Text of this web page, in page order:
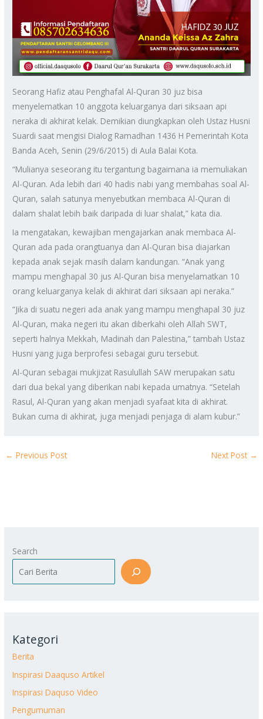
Seorang Hafiz atau Penghafal Al-Quran 30 juz bisa
menyelematkan 10 anggota keluarganya dari siksaan api
neraka di akhirat kelak. Demikian diungkapkan oleh Ustaz Husni
Suardi saat mengisi Dialog Ramadhan 1436 H Pemerintah Kota
Banda Aceh, Senin (29/6/2015) di Aula Balai Kota.
“Mulianya seseorang itu tergantung bagaimana ia memuliakan
Al-Quran. Ada lebih dari 40 hadis nabi yang membahas soal Al-
Quran, salah satunya menyebutkan membaca Al-Quran di
dalam shalat lebih baik daripada di luar shalat,” kata dia.
Ia mengatakan, kewajiban mengajarkan anak membaca Al-
Quran ada pada orangtuanya dan Al-Quran bisa diajarkan
kepada anak sejak masih dalam kandungan. “Anak yang
mampu menghapal 30 jus Al-Quran bisa menyelamatkan 10
orang keluarganya kelak di akhirat dari siksaan api neraka.”
“Jika di suatu negeri ada anak yang mampu menghapal 30 juz
Al-Quran, maka negeri itu akan diberkahi oleh Allah SWT,
seperti halnya Mekkah, Madinah dan Palestina,” tambah Ustaz
Husni yang juga berprofesi sebagai guru tersebut.
Al-Quran sebagai mukjizat Rasulullah SAW merupakan satu
dari dua bekal yang diberikan nabi kepada umatnya. “Setelah
Rasul, Al-Quran yang akan menjadi syafaat kita di akhirat.
Bukan cuma di akhirat, juga menjadi penjaga di alam kubur.”
← Previous Post Next Post →
Search
Kategori
Berita
Inspirasi Daaquso Artikel
Inspirasi Daquso Video
Pengumuman